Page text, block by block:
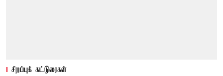
சிறப்புக் கட்டுரைகள்